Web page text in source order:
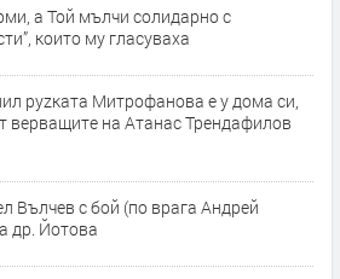
а Той мълчи солидарно с
които му гласуваха
руzката Митрофанова е у дома си,
верващите на Атанас Трендафилов
Вълчев с бой (по врага Андрей
др. Йотова